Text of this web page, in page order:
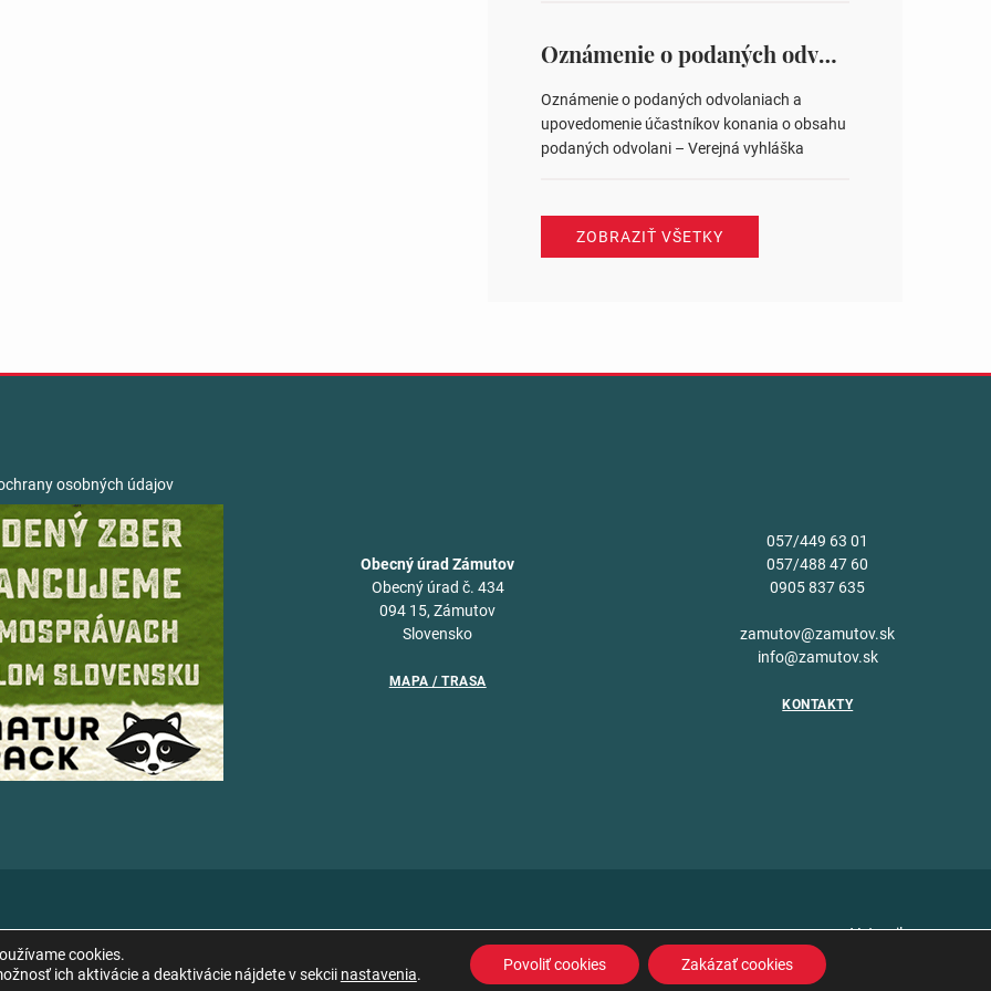
ysledky.html
Oznámenie o podaných odvolaniach a upovedomenie účastníkov konania o obsahu podaných odvolani – Verejná vyhláška
Oznámenie o podaných odvolaniach a
upovedomenie účastníkov konania o obsahu
podaných odvolani – Verejná vyhláška
ZOBRAZIŤ VŠETKY
osobných údajov
Obecný úrad Zámutov
Obecný úrad č. 434
094 15, Zámutov
Slovensko
MAPA / TRASA
057/449 63 01
057/488 47 60
0905 837 635
zamutov@zamutov.sk
info@zamutov.sk
KONTAKTY
Vytvoril
cookies.
ich aktivácie a deaktivácie nájdete v sekcii nastavenia.
Povoliť cookies Zakázať cookies